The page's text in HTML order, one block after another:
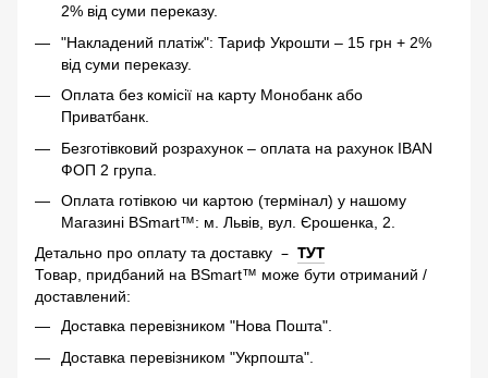
2% від суми переказу.
"Накладений платіж": Тариф Укрошти – 15 грн + 2%
від суми переказу.
Оплата без комісії на карту Монобанк або
Приватбанк.
Безготівковий розрахунок – оплата на рахунок IBAN
ФОП 2 група.
Оплата готівкою чи картою (термінал) у нашому
Магазині BSmart™: м. Львів, вул. Єрошенка, 2.
Детально про оплату та доставку – ТУТ
Товар, придбаний на BSmart™ може бути отриманий /
доставлений:
Доставка перевізником "Нова Пошта".
Доставка перевізником "Укрпошта".